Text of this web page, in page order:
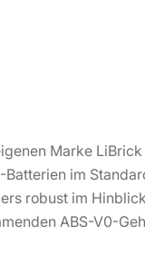
Marke
im
robust im
ABS-V0-